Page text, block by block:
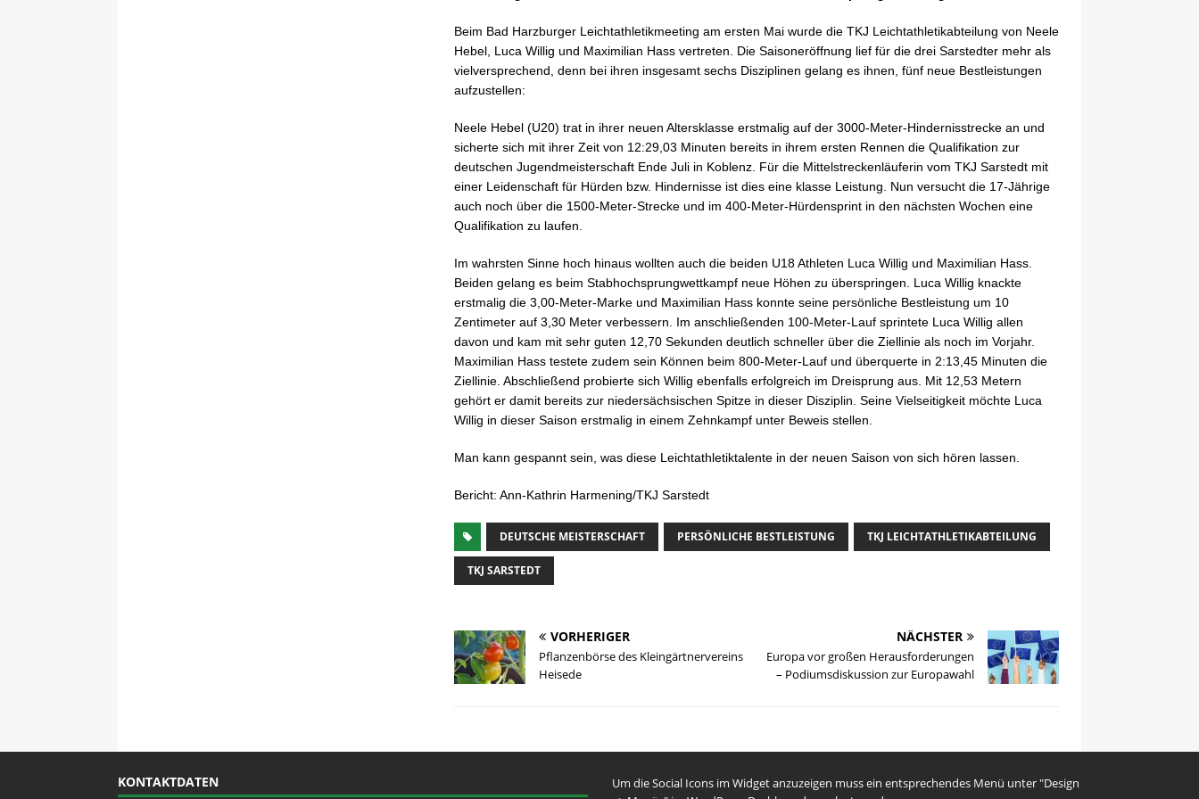
Beim Bad Harzburger Leichtathletikmeeting am ersten Mai wurde die TKJ Leichtathletikabteilung von Neele
Hebel, Luca Willig und Maximilian Hass vertreten. Die Saisoneröffnung lief für die drei Sarstedter mehr als
vielversprechend, denn bei ihren insgesamt sechs Disziplinen gelang es ihnen, fünf neue Bestleistungen
aufzustellen:
Neele Hebel (U20) trat in ihrer neuen Altersklasse erstmalig auf der 3000-Meter-Hindernisstrecke an und
sicherte sich mit ihrer Zeit von 12:29,03 Minuten bereits in ihrem ersten Rennen die Qualifikation zur
deutschen Jugendmeisterschaft Ende Juli in Koblenz. Für die Mittelstreckenläuferin vom TKJ Sarstedt mit
einer Leidenschaft für Hürden bzw. Hindernisse ist dies eine klasse Leistung. Nun versucht die 17-Jährige
auch noch über die 1500-Meter-Strecke und im 400-Meter-Hürdensprint in den nächsten Wochen eine
Qualifikation zu laufen.
Im wahrsten Sinne hoch hinaus wollten auch die beiden U18 Athleten Luca Willig und Maximilian Hass.
Beiden gelang es beim Stabhochsprungwettkampf neue Höhen zu überspringen. Luca Willig knackte
erstmalig die 3,00-Meter-Marke und Maximilian Hass konnte seine persönliche Bestleistung um 10
Zentimeter auf 3,30 Meter verbessern. Im anschließenden 100-Meter-Lauf sprintete Luca Willig allen
davon und kam mit sehr guten 12,70 Sekunden deutlich schneller über die Ziellinie als noch im Vorjahr.
Maximilian Hass testete zudem sein Können beim 800-Meter-Lauf und überquerte in 2:13,45 Minuten die
Ziellinie. Abschließend probierte sich Willig ebenfalls erfolgreich im Dreisprung aus. Mit 12,53 Metern
gehört er damit bereits zur niedersächsischen Spitze in dieser Disziplin. Seine Vielseitigkeit möchte Luca
Willig in dieser Saison erstmalig in einem Zehnkampf unter Beweis stellen.
Man kann gespannt sein, was diese Leichtathletiktalente in der neuen Saison von sich hören lassen.
Bericht: Ann-Kathrin Harmening/TKJ Sarstedt
DEUTSCHE MEISTERSCHAFT PERSÖNLICHE BESTLEISTUNG TKJ LEICHTATHLETIKABTEILUNG
TKJ SARSTEDT
VORHERIGER
Pflanzenbörse des Kleingärtnervereins
Heisede
NÄCHSTER
Europa vor großen Herausforderungen
– Podiumsdiskussion zur Europawahl
KONTAKTDATEN
Um die Social Icons im Widget anzuzeigen muss ein entsprechendes Menü unter "Design